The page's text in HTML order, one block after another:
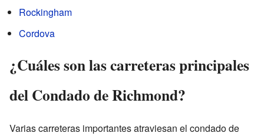
Rockingham
Cordova
¿Cuáles son las carreteras principales
del Condado de Richmond?
Varias carreteras importantes atraviesan el condado de